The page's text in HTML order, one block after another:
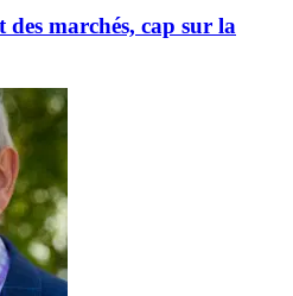
des marchés, cap sur la